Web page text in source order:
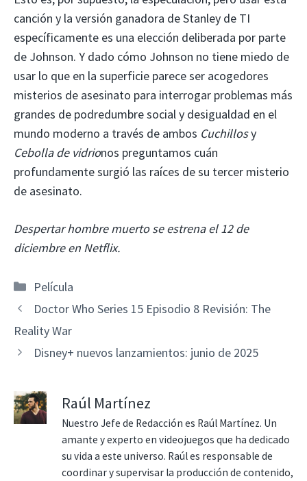
canción y la versión ganadora de Stanley de TI
específicamente es una elección deliberada por parte
de Johnson. Y dado cómo Johnson no tiene miedo de
usar lo que en la superficie parece ser acogedores
misterios de asesinato para interrogar problemas más
grandes de podredumbre social y desigualdad en el
mundo moderno a través de ambos Cuchillosy
Cebolla de vidrionos preguntamos cuán
profundamente surgió las raíces de su tercer misterio
de asesinato.
Despertar hombre muerto se estrena el 12 de
diciembre en Netflix.
Categorías
Película
Doctor Who Series 15 Episodio 8 Revisión: The
Reality War
Disney+ nuevos lanzamientos: junio de 2025
Raúl Martínez
Nuestro Jefe de Redacción es Raúl Martínez. Un
amante y experto en videojuegos que ha dedicado
su vida a este universo. Raúl es responsable de
coordinar y supervisar la producción de contenido,